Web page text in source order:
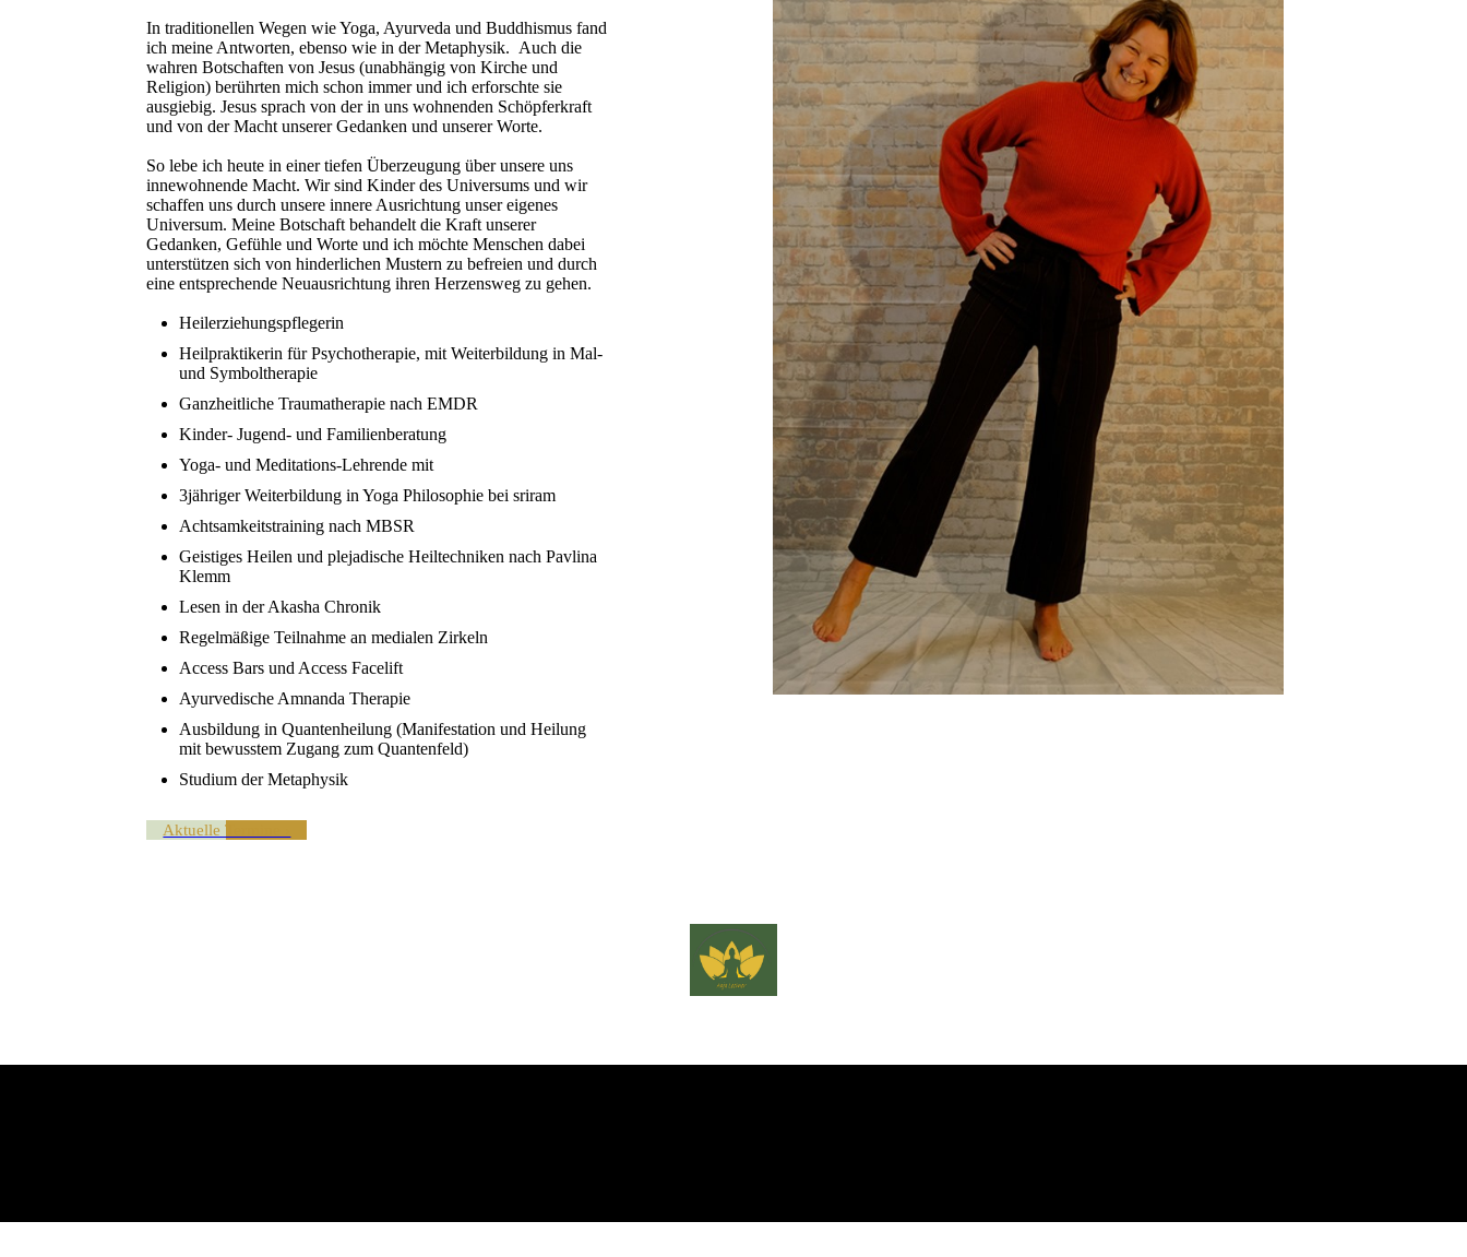
In traditionellen Wegen wie Yoga, Ayurveda und Buddhismus fand
ich meine Antworten, ebenso wie in der Metaphysik. Auch die
wahren Botschaften von Jesus (unabhängig von Kirche und
Religion) berührten mich schon immer und ich erforschte sie
ausgiebig. Jesus sprach von der in uns wohnenden Schöpferkraft
und von der Macht unserer Gedanken und unserer Worte.
So lebe ich heute in einer tiefen Überzeugung über unsere uns
innewohnende Macht. Wir sind Kinder des Universums und wir
schaffen uns durch unsere innere Ausrichtung unser eigenes
Universum. Meine Botschaft behandelt die Kraft unserer
Gedanken, Gefühle und Worte und ich möchte Menschen dabei
unterstützen sich von hinderlichen Mustern zu befreien und durch
eine entsprechende Neuausrichtung ihren Herzensweg zu gehen.
Heilerziehungspflegerin
Heilpraktikerin für Psychotherapie, mit Weiterbildung in Mal-
und Symboltherapie
Ganzheitliche Traumatherapie nach EMDR
Kinder- Jugend- und Familienberatung
Yoga- und Meditations-Lehrende mit
3jähriger Weiterbildung in Yoga Philosophie bei sriram
Achtsamkeitstraining nach MBSR
Geistiges Heilen und plejadische Heiltechniken nach Pavlina
Klemm
Lesen in der Akasha Chronik
Regelmäßige Teilnahme an medialen Zirkeln
Access Bars und Access Facelift
Ayurvedische Amnanda Therapie
Ausbildung in Quantenheilung (Manifestation und Heilung
mit bewusstem Zugang zum Quantenfeld)
Studium der Metaphysik
Aktuelle Termine ›